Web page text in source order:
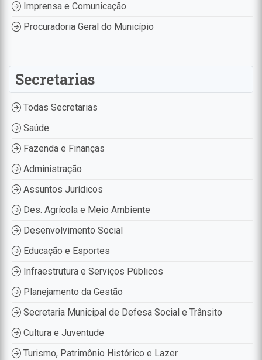
Imprensa e Comunicação
Procuradoria Geral do Município
Secretarias
Todas Secretarias
Saúde
Fazenda e Finanças
Administração
Assuntos Jurídicos
Des. Agrícola e Meio Ambiente
Desenvolvimento Social
Educação e Esportes
Infraestrutura e Serviços Públicos
Planejamento da Gestão
Secretaria Municipal de Defesa Social e Trânsito
Cultura e Juventude
Turismo, Patrimônio Histórico e Lazer